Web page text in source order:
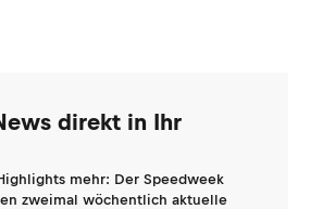
direkt in Ihr
mehr: Der Speedweek
zweimal wöchentlich aktuelle